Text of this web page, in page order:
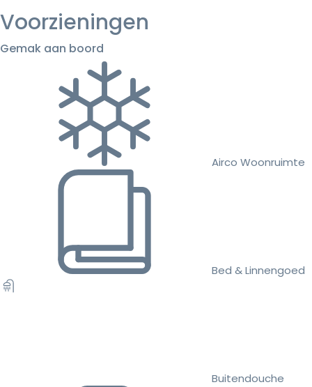
Voorzieningen
Gemak aan boord
Airco Woonruimte
Bed & Linnengoed
Buitendouche